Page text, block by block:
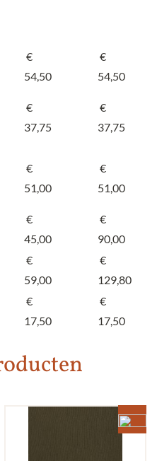
€
54,50
€
54,50
€
37,75
€
37,75
€
51,00
€
51,00
€
45,00
€
90,00
€
59,00
€
129,80
€
17,50
€
17,50